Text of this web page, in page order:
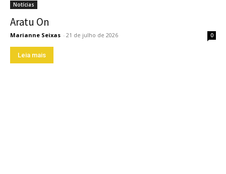
Notícias
Aratu On
Marianne Seixas - 21 de julho de 2026 0
Leia mais